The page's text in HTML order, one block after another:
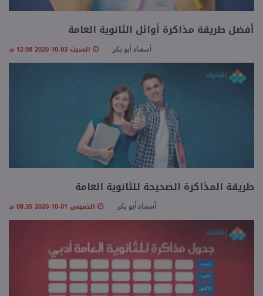
أفضل طريقة مذاكرة أوائل الثانوية العامة
أسماء أبو بكر السبت 03-10-2020 12:08 مـ
طريقة المذاكرة الصحيحة للثانوية العامة
أسماء أبو بكر الخميس 01-10-2020 08:35 مـ